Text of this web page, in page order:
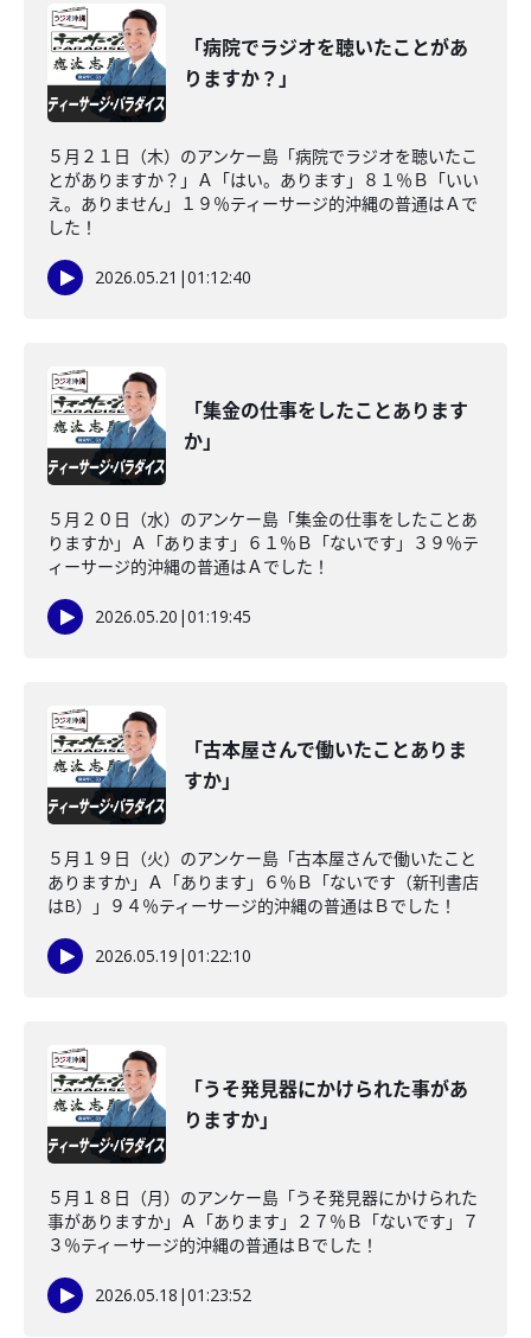
「病院でラジオを聴いたことがあ
りますか？」
５月２１日（木）のアンケー島「病院でラジオを聴いたこ
とがありますか？」Ａ「はい。あります」８１％Ｂ「いい
え。ありません」１９％ティーサージ的沖縄の普通はＡで
した！
2026.05.21 |01:12:40
「集金の仕事をしたことあります
か」
５月２０日（水）のアンケー島「集金の仕事をしたことあ
りますか」Ａ「あります」６１％Ｂ「ないです」３９％テ
ィーサージ的沖縄の普通はＡでした！
2026.05.20 |01:19:45
「古本屋さんで働いたことありま
すか」
５月１９日（火）のアンケー島「古本屋さんで働いたこと
ありますか」Ａ「あります」６％Ｂ「ないです（新刊書店
はB）」９４％ティーサージ的沖縄の普通はＢでした！
2026.05.19 |01:22:10
「うそ発見器にかけられた事があ
りますか」
５月１８日（月）のアンケー島「うそ発見器にかけられた
事がありますか」Ａ「あります」２７％Ｂ「ないです」７
３％ティーサージ的沖縄の普通はＢでした！
2026.05.18 |01:23:52